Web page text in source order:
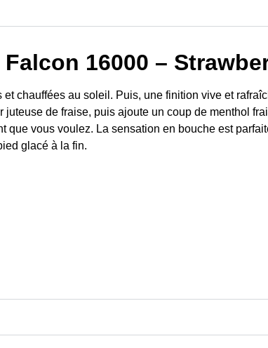
16000 –
chauffées au soleil. Puis, une finition vive et
de fraise, puis ajoute un coup de menthol
vous voulez. La sensation en bouche est
glacé à la fin.